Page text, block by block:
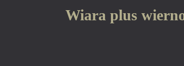
Wiara plus